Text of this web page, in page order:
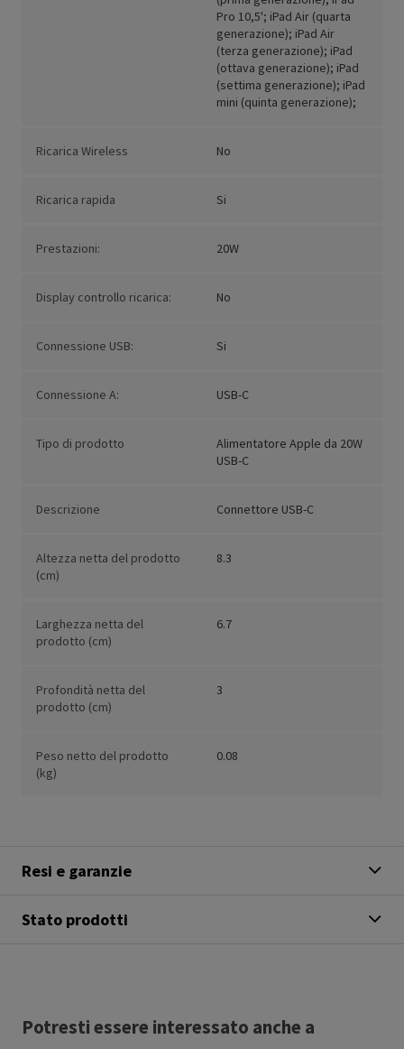
Pro 10,5'; iPad Air (quarta
generazione); iPad Air
(terza generazione); iPad
(ottava generazione); iPad
(settima generazione); iPad
mini (quinta generazione);
Ricarica Wireless No
Ricarica rapida Si
Prestazioni: 20W
Display controllo ricarica: No
Connessione USB: Si
Connessione A: USB-C
Tipo di prodotto
Alimentatore Apple da 20W
USB-C
Descrizione Connettore USB-C
Altezza netta del prodotto
(cm)
8.3
Larghezza netta del
prodotto (cm)
6.7
Profondità netta del
prodotto (cm)
3
Peso netto del prodotto
(kg)
0.08
Resi e garanzie
Stato prodotti
Potresti essere interessato anche a